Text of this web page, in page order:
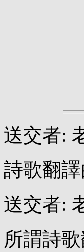
送交者:
詩歌翻譯
送交者:
所謂詩